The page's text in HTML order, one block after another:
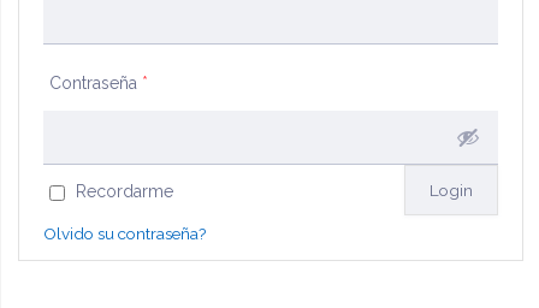
Contraseña *
Recordarme
Olvido su contraseña?